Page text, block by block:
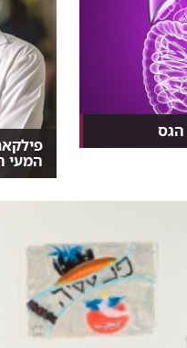
הגס
שמציבה
המעי
מצלמה